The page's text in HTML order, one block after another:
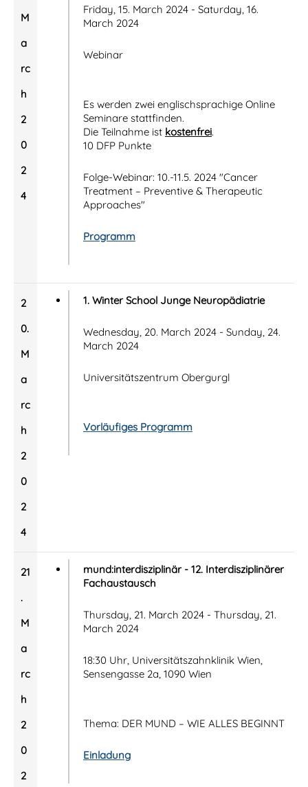
M
a
rc
h
2
0
2
4
Friday, 15. March 2024 - Saturday, 16.
March 2024
Webinar
Es werden zwei englischsprachige Online
Seminare stattfinden.
Die Teilnahme ist kostenfrei.
10 DFP Punkte
Folge-Webinar: 10.-11.5. 2024 "Cancer
Treatment – Preventive & Therapeutic
Approaches"
Programm
2
0.
M
a
rc
h
2
0
2
4
1. Winter School Junge Neuropädiatrie
Wednesday, 20. March 2024 - Sunday, 24.
March 2024
Universitätszentrum Obergurgl
Vorläufiges Programm
21
.
M
a
rc
h
2
0
2
mund:interdisziplinär - 12. Interdisziplinärer
Fachaustausch
Thursday, 21. March 2024 - Thursday, 21.
March 2024
18:30 Uhr, Universitätszahnklinik Wien,
Sensengasse 2a, 1090 Wien
Thema: DER MUND – WIE ALLES BEGINNT
Einladung